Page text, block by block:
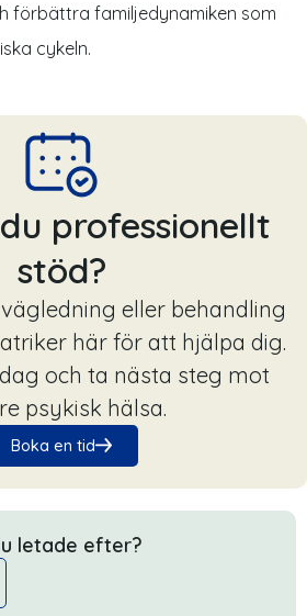
förbättra familjedynamiken som
cykeln.
professionellt
stöd?
eller behandling
här för att hjälpa dig.
och ta nästa steg mot
psykisk hälsa.
Boka en tid
letade efter?